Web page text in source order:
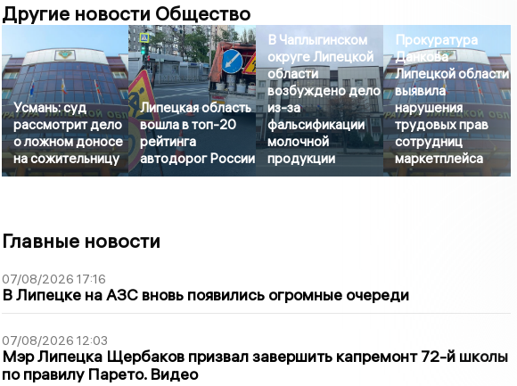
Другие новости Общество
Усмань: суд
рассмотрит дело
о ложном доносе
на сожительницу
Липецкая область
вошла в топ-20
рейтинга
автодорог России
В Чаплыгинском
округе Липецкой
области
возбуждено дело
из-за
фальсификации
молочной
продукции
Прокуратура
Данкова
Липецкой области
выявила
нарушения
трудовых прав
сотрудниц
маркетплейса
Главные новости
07/08/2026 17:16
В Липецке на АЗС вновь появились огромные очереди
07/08/2026 12:03
Мэр Липецка Щербаков призвал завершить капремонт 72-й школы
по правилу Парето. Видео